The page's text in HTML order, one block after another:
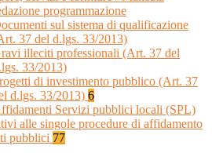
programmazione
sul sistema di qualificazione
37 del d.lgs. 33/2013)
illeciti professionali (Art. 37 del
33/2013)
di investimento pubblico (Art. 37
d.lgs. 33/2013) 6
Servizi pubblici locali (SPL)
alle singole procedure di affidamento
pubblici 77